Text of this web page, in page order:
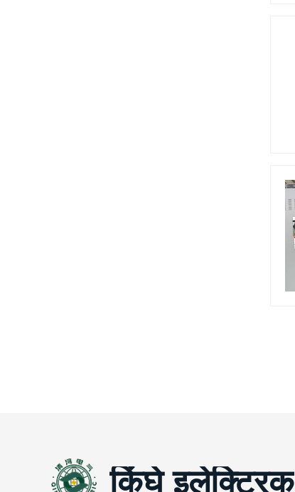
किंघे इलेक्ट्रिक